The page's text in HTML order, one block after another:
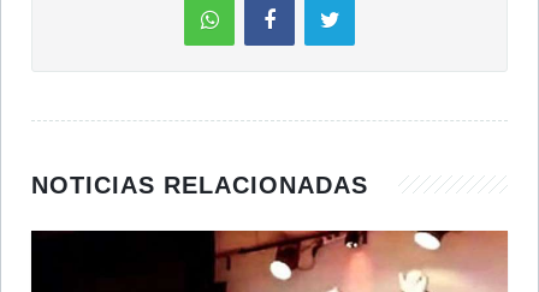
NOTICIAS RELACIONADAS